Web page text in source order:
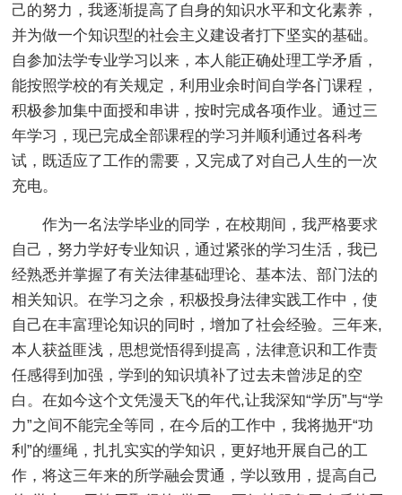
己的努力，我逐渐提高了自身的知识水平和文化素养，
并为做一个知识型的社会主义建设者打下坚实的基础。
自参加法学专业学习以来，本人能正确处理工学矛盾，
能按照学校的有关规定，利用业余时间自学各门课程，
积极参加集中面授和串讲，按时完成各项作业。通过三
年学习，现已完成全部课程的学习并顺利通过各科考
试，既适应了工作的需要，又完成了对自己人生的一次
充电。
作为一名法学毕业的同学，在校期间，我严格要求
自己，努力学好专业知识，通过紧张的学习生活，我已
经熟悉并掌握了有关法律基础理论、基本法、部门法的
相关知识。在学习之余，积极投身法律实践工作中，使
自己在丰富理论知识的同时，增加了社会经验。三年来,
本人获益匪浅，思想觉悟得到提高，法律意识和工作责
任感得到加强，学到的知识填补了过去未曾涉足的空
白。在如今这个文凭漫天飞的年代,让我深知“学历”与“学
力”之间不能完全等同，在今后的工作中，我将抛开“功
利”的缰绳，扎扎实实的学知识，更好地开展自己的工
作，将这三年来的所学融会贯通，学以致用，提高自己